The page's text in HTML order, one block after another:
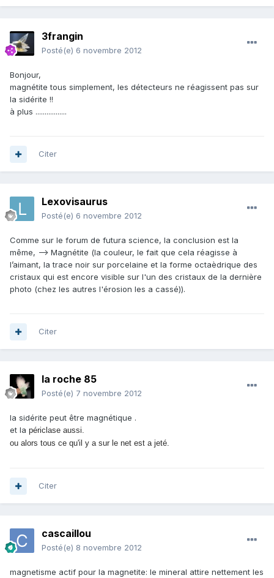
3frangin
Posté(e) 6 novembre 2012
Bonjour,
magnétite tous simplement, les détecteurs ne réagissent pas sur
la sidérite !!
à plus .................
Citer
Lexovisaurus
Posté(e) 6 novembre 2012
Comme sur le forum de futura science, la conclusion est la
même, --> Magnétite (la couleur, le fait que cela réagisse à
l’aimant, la trace noir sur porcelaine et la forme octaèdrique des
cristaux qui est encore visible sur l'un des cristaux de la dernière
photo (chez les autres l'érosion les a cassé)).
Citer
la roche 85
Posté(e) 7 novembre 2012
la sidérite peut être magnétique .
et la périclase aussi.
ou alors tous ce qu'il y a sur le net est a jeté.
Citer
cascaillou
Posté(e) 8 novembre 2012
magnetisme actif pour la magnetite: le mineral attire nettement les